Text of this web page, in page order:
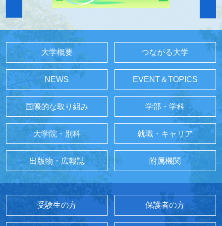
大学概要 つながる大学
NEWS EVENT＆TOPICS
国際的な取り組み 学部・学科
大学院・別科 就職・キャリア
出版物・広報誌 附属機関
受験生の方 保護者の方